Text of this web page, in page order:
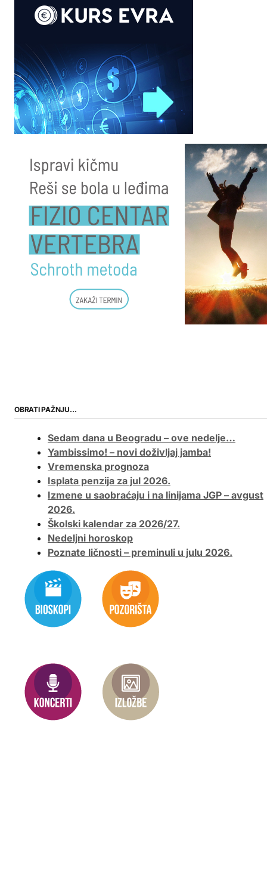
OBRATI PAŽNJU…
Sedam dana u Beogradu – ove nedelje…
Yambissimo! – novi doživljaj jamba!
Vremenska prognoza
Isplata penzija za jul 2026.
Izmene u saobraćaju i na linijama JGP – avgust
2026.
Školski kalendar za 2026/27.
Nedeljni horoskop
Poznate ličnosti – preminuli u julu 2026.